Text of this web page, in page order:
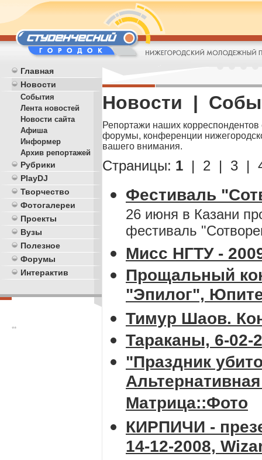
Главная
Новости
События
Лента новостей
Новости сайта
Афиша
Информер
Архив репортажей
Рубрики
PlayDJ
Творчество
Фотогалереи
Проекты
Вузы
Полезное
Форумы
Интерактив
**
Новости |
Репортажи наших
форумы, конференции
вашего внимания.
Страницы: 1 | 2 | 3 |
Фестиваль
26 июня в Казани
фестиваль
Мисс НГТУ -
Прощальный
"Эпилог",
Тимур Шаов.
Тараканы, 6-02-
"Праздник
Матрица::Фото
КИРПИЧИ -
14-12-2008,